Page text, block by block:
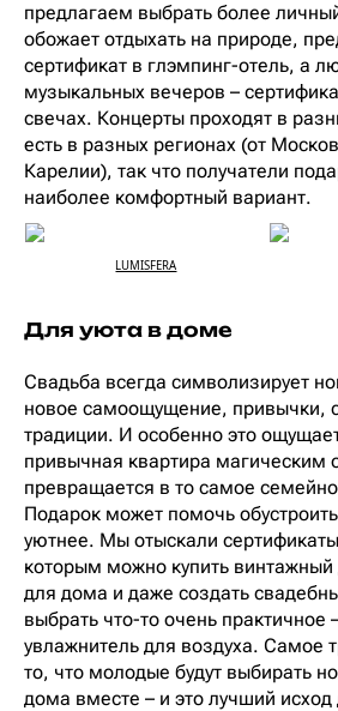
предлагаем выбрать более
обожает отдыхать на природе,
сертификат в глэмпинг-отель, а
музыкальных вечеров –
свечах. Концерты проходят в
есть в разных регионах (от
Карелии), так что получатели
наиболее комфортный вариант.
LUMISFERA
Для уюта в доме
Свадьба всегда символизирует
новое самоощущение, привычки,
традиции. И особенно это
привычная квартира магическим
превращается в то самое
Подарок может помочь
уютнее. Мы отыскали
которым можно купить винтажный
для дома и даже создать
выбрать что-то очень практичное
увлажнитель для воздуха. Самое
то, что молодые будут выбирать
дома вместе – и это лучший исход